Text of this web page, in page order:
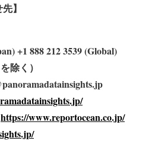
】
+1 888 212 3539 (Global)
除く）
https://www.reportocean.co.jp/